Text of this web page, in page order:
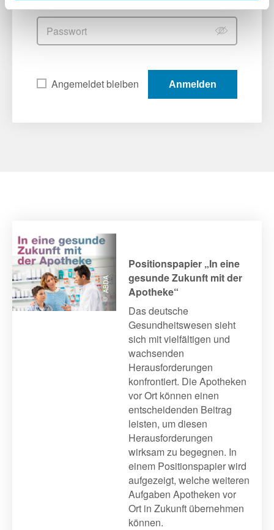
Passwort
Angemeldet bleiben
© ABDA
Positionspapier „In eine
gesunde Zukunft mit der
Apotheke“
Das deutsche
Gesundheitswesen sieht
sich mit vielfältigen und
wachsenden
Herausforderungen
konfrontiert. Die Apotheken
vor Ort können einen
entscheidenden Beitrag
leisten, um diesen
Herausforderungen
wirksam zu begegnen. In
einem Positionspapier wird
aufgezeigt, welche weiteren
Aufgaben Apotheken vor
Ort in Zukunft übernehmen
können.